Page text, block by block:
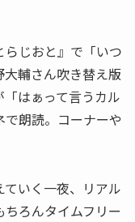
じおと』で「いつ
輔さん吹き替え版
はぁって言うカル
朗読。コーナーや
いく一夜、リアル
ろんタイムフリー